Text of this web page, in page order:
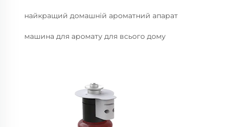
найкращий домашній ароматний апарат
машина для аромату для всього дому